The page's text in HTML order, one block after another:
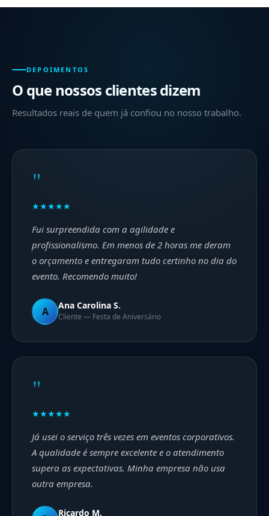
DEPOIMENTOS
O que nossos clientes dizem
Resultados reais de quem já confiou no nosso trabalho.
"
★★★★★
Fui surpreendida com a agilidade e
profissionalismo. Em menos de 2 horas me deram
o orçamento e entregaram tudo certinho no dia do
evento. Recomendo muito!
A Ana Carolina S.
Cliente — Festa de Aniversário
"
★★★★★
Já usei o serviço três vezes em eventos corporativos.
A qualidade é sempre excelente e o atendimento
supera as expectativas. Minha empresa não usa
outra empresa.
Ricardo M.